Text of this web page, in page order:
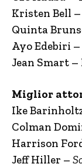
Kristen Bell
Quinta
Ayo Edebiri –
Jean Smart –
Miglior
Ike
Colman
Harrison
Jeff Hiller –